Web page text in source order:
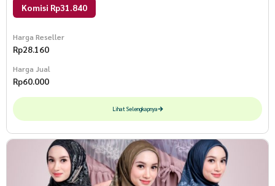
Komisi Rp31.840
Harga Reseller
Rp28.160
Harga Jual
Rp60.000
Lihat Selengkapnya